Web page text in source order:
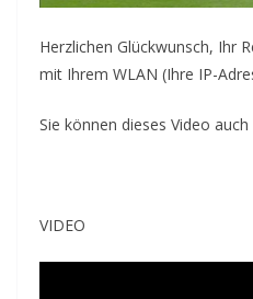
Herzlichen Glückwunsch, Ihr
mit Ihrem WLAN (Ihre IP-
Sie können dieses Video
VIDEO